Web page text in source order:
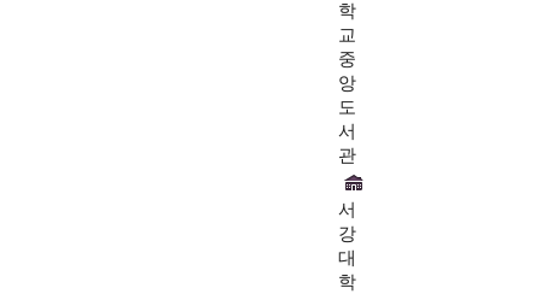
학
교
중
앙
도
서
관
서
강
대
학